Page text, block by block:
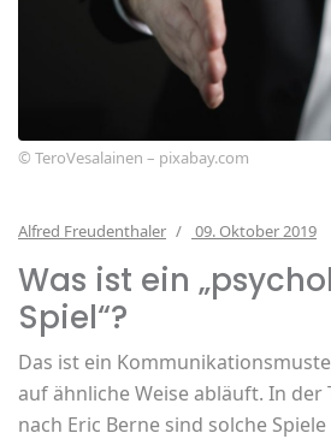
© TeroVesalainen – pixabay.com
Alfred Freudenthaler 09. Oktober 2019
Was ist ein
Spiel“?
Das ist ein
auf ähnliche Weise abläuft. In der
nach Eric Berne sind solche